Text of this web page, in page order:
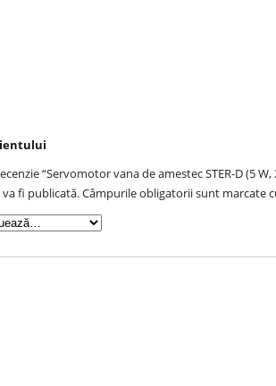
“Servomotor vana de amestec STER-D (5 W,
fi publicată.Câmpurile obligatorii sunt marcate